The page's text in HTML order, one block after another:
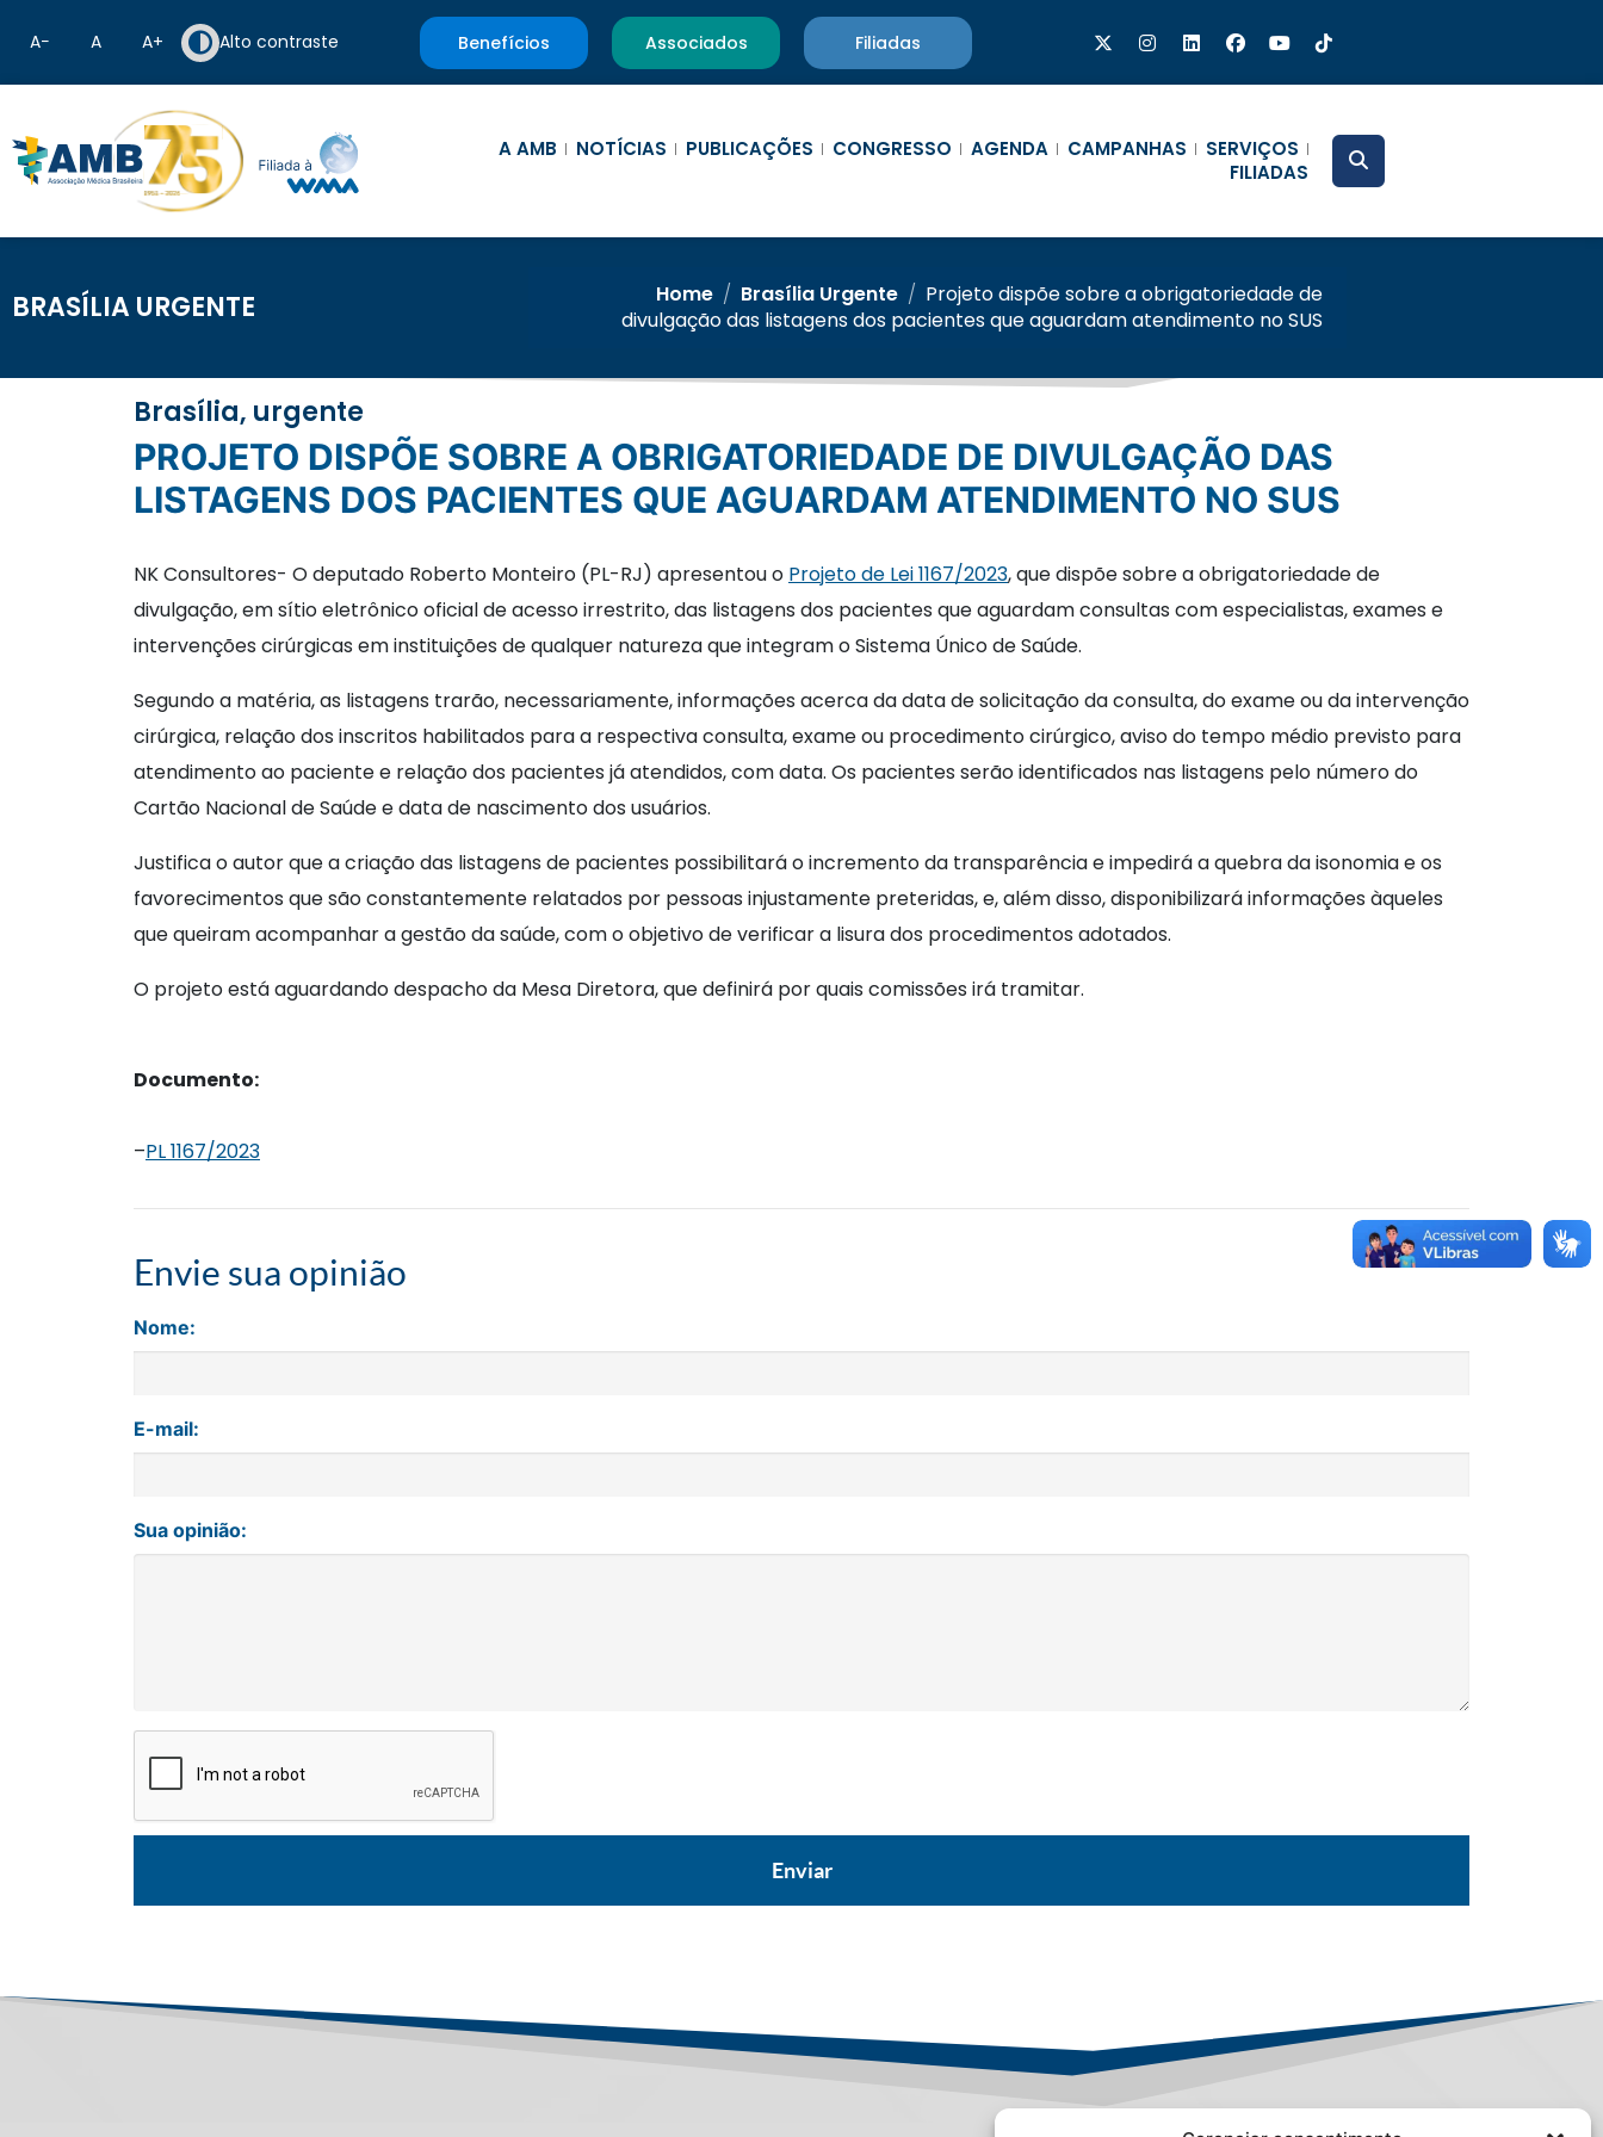
A− A A+ Alto contraste Benefícios Associados Filiadas
A AMB NOTÍCIAS PUBLICAÇÕES CONGRESSO AGENDA CAMPANHAS
SERVIÇOS
FILIADAS
BRASÍLIA URGENTE Home / Brasília Urgente / Projeto dispõe sobre a obrigatoriedade de
divulgação das listagens dos pacientes que aguardam atendimento no SUS
Brasília, urgente
PROJETO DISPÕE SOBRE A OBRIGATORIEDADE DE DIVULGAÇÃO DAS
LISTAGENS DOS PACIENTES QUE AGUARDAM ATENDIMENTO NO SUS
NK Consultores- O deputado Roberto Monteiro (PL-RJ) apresentou o Projeto de Lei 1167/2023, que dispõe sobre a obrigatoriedade de
divulgação, em sítio eletrônico oficial de acesso irrestrito, das listagens dos pacientes que aguardam consultas com especialistas, exames e
intervenções cirúrgicas em instituições de qualquer natureza que integram o Sistema Único de Saúde.
Segundo a matéria, as listagens trarão, necessariamente, informações acerca da data de solicitação da consulta, do exame ou da intervenção
cirúrgica, relação dos inscritos habilitados para a respectiva consulta, exame ou procedimento cirúrgico, aviso do tempo médio previsto para
atendimento ao paciente e relação dos pacientes já atendidos, com data. Os pacientes serão identificados nas listagens pelo número do
Cartão Nacional de Saúde e data de nascimento dos usuários.
Justifica o autor que a criação das listagens de pacientes possibilitará o incremento da transparência e impedirá a quebra da isonomia e os
favorecimentos que são constantemente relatados por pessoas injustamente preteridas, e, além disso, disponibilizará informações àqueles
que queiram acompanhar a gestão da saúde, com o objetivo de verificar a lisura dos procedimentos adotados.
O projeto está aguardando despacho da Mesa Diretora, que definirá por quais comissões irá tramitar.
Documento:
–PL 1167/2023
Envie sua opinião
Nome:
E-mail:
Sua opinião: